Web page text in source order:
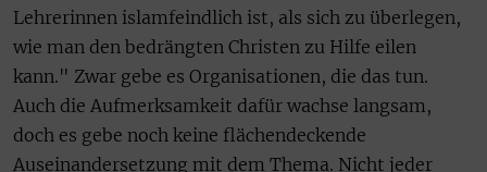
Lehrerinnen islamfeindlich ist, als sich zu überlegen,
wie man den bedrängten Christen zu Hilfe eilen
kann." Zwar gebe es Organisationen, die das tun.
Auch die Aufmerksamkeit dafür wachse langsam,
doch es gebe noch keine flächendeckende
Auseinandersetzung mit dem Thema. Nicht jeder